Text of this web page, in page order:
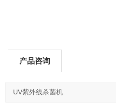
产品咨询